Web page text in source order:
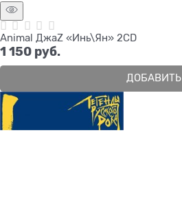
Animal ДжаZ «Инь\Ян» 2CD
1 150 руб.
ДОБАВИТЬ